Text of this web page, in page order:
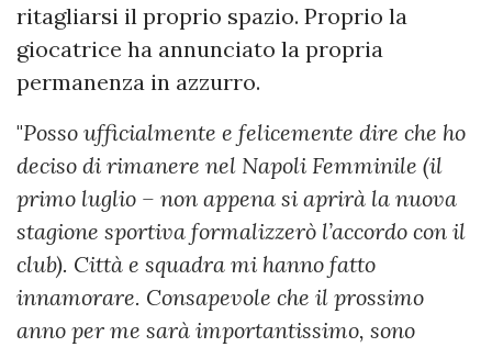
ritagliarsi il proprio spazio. Proprio la
giocatrice ha annunciato la propria
permanenza in azzurro.
"Posso ufficialmente e felicemente dire che ho
deciso di rimanere nel Napoli Femminile (il
primo luglio – non appena si aprirà la nuova
stagione sportiva formalizzerò l’accordo con il
club). Città e squadra mi hanno fatto
innamorare. Consapevole che il prossimo
anno per me sarà importantissimo, sono